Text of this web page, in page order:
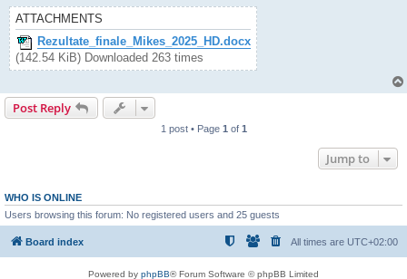
ATTACHMENTS
Rezultate_finale_Mikes_2025_HD.docx
(142.54 KiB) Downloaded 263 times
Post Reply
1 post • Page 1 of 1
Jump to
WHO IS ONLINE
Users browsing this forum: No registered users and 25 guests
Board index All times are UTC+02:00
Powered by phpBB® Forum Software © phpBB Limited